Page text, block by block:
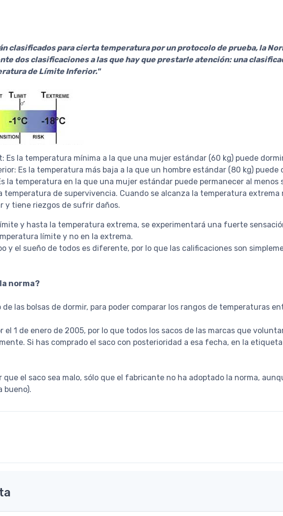
clasificados para cierta temperatura por un protocolo de prueba, la
dos clasificaciones a las que hay que prestarle atención: una
de Límite Inferior."
Es la temperatura mínima a la que una mujer estándar (60 kg) puede
Es la temperatura más baja a la que un hombre estándar (80 kg)
la temperatura en la que una mujer estándar puede permanecer al
temperatura de supervivencia. Cuando se alcanza la temperatura
y tiene riezgos de sufrir daños.
y hasta la temperatura extrema, se experimentará una fuerte
límite y no en la extrema.
y el sueño de todos es diferente, por lo que las calificaciones son
norma?
las bolsas de dormir, para poder comparar los rangos de temperaturas
1 de enero de 2005, por lo que todos los sacos de las marcas que
Si has comprado el saco con posterioridad a esa fecha, en la
que el saco sea malo, sólo que el fabricante no ha adoptado la norma,
bueno).